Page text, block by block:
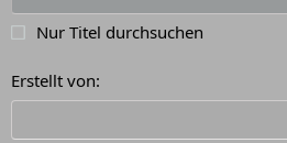
Nur Titel durchsuchen
Erstellt von